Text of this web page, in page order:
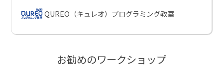
QUREO（キュレオ）プログラミング教室
お勧めのワークショップ